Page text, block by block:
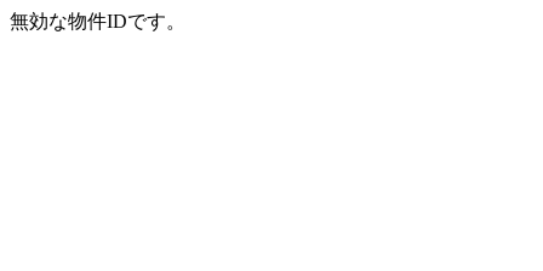
無効な物件IDです。